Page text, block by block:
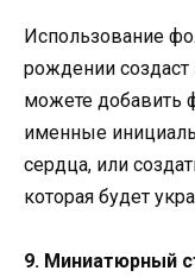
Использование
рождении
можете добавить
именные
сердца, или
которая будет
9. Миниатюрный